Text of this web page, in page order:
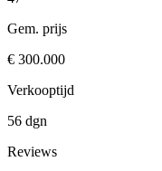
Gem. prijs
€ 300.000
Verkooptijd
56 dgn
Reviews